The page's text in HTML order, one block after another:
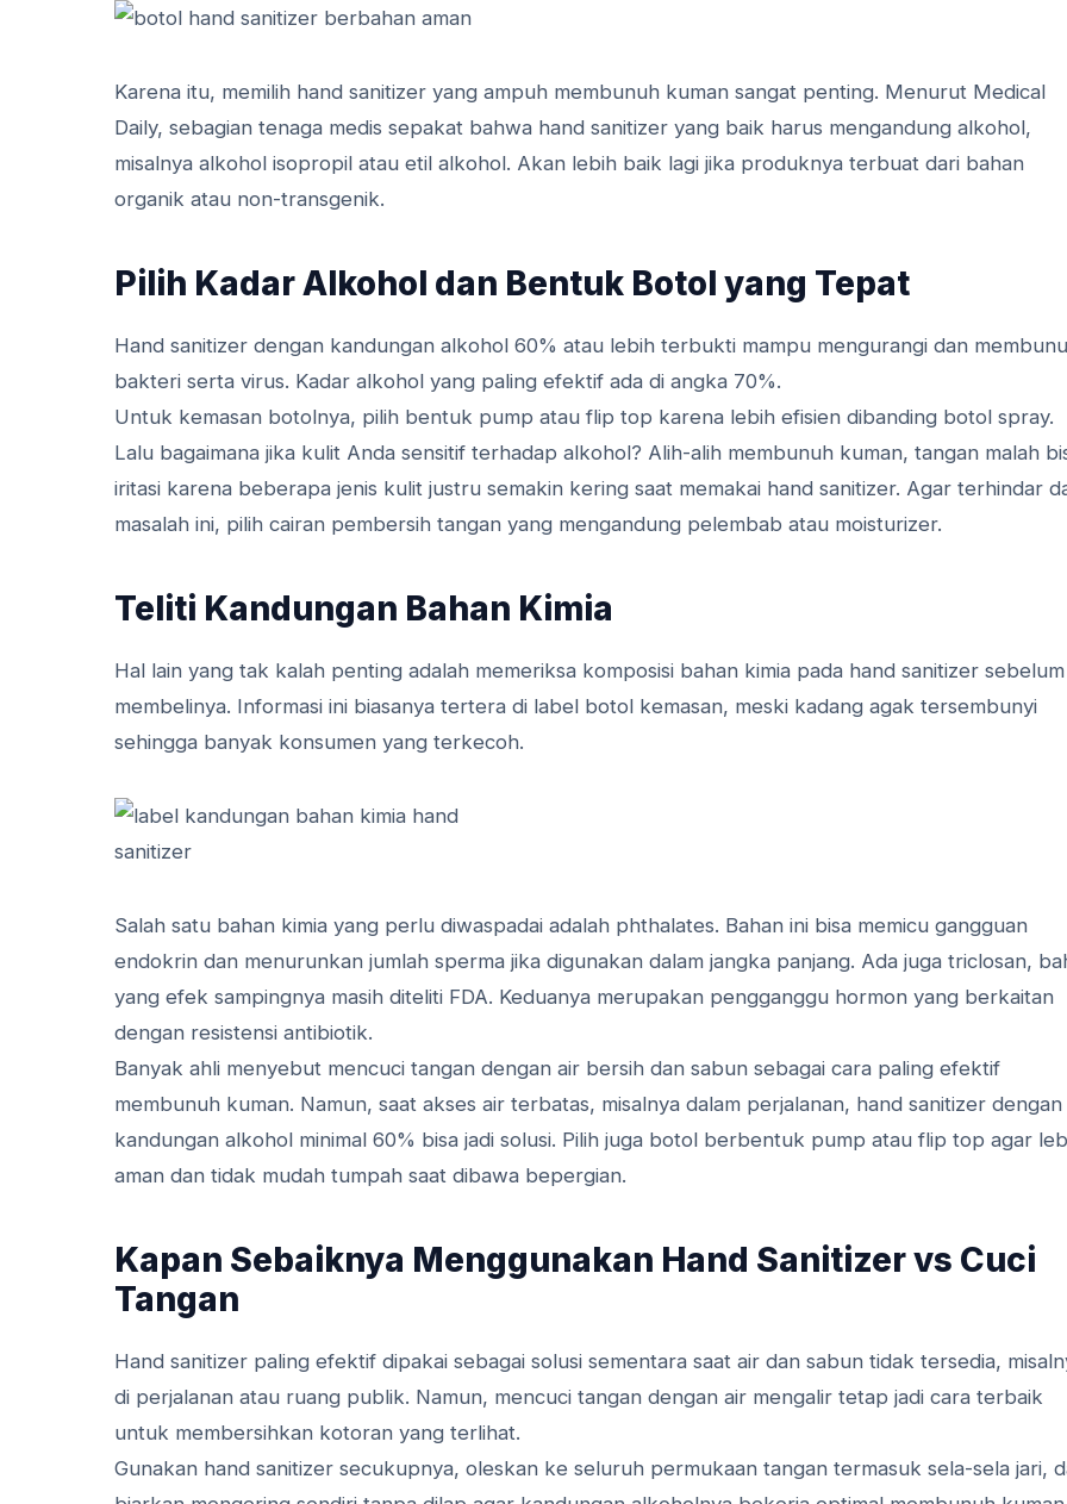
Karena itu, memilih hand sanitizer yang ampuh membunuh kuman sangat penting. Menurut Medical
Daily, sebagian tenaga medis sepakat bahwa hand sanitizer yang baik harus mengandung alkohol,
misalnya alkohol isopropil atau etil alkohol. Akan lebih baik lagi jika produknya terbuat dari bahan
organik atau non-transgenik.
Pilih Kadar Alkohol dan Bentuk Botol yang Tepat
Hand sanitizer dengan kandungan alkohol 60% atau lebih terbukti mampu mengurangi dan
bakteri serta virus. Kadar alkohol yang paling efektif ada di angka 70%.
Untuk kemasan botolnya, pilih bentuk pump atau flip top karena lebih efisien dibanding botol spray.
Lalu bagaimana jika kulit Anda sensitif terhadap alkohol? Alih-alih membunuh kuman, tangan malah
iritasi karena beberapa jenis kulit justru semakin kering saat memakai hand sanitizer. Agar terhindar
masalah ini, pilih cairan pembersih tangan yang mengandung pelembab atau moisturizer.
Teliti Kandungan Bahan Kimia
Hal lain yang tak kalah penting adalah memeriksa komposisi bahan kimia pada hand sanitizer sebelum
membelinya. Informasi ini biasanya tertera di label botol kemasan, meski kadang agak tersembunyi
sehingga banyak konsumen yang terkecoh.
Salah satu bahan kimia yang perlu diwaspadai adalah phthalates. Bahan ini bisa memicu gangguan
endokrin dan menurunkan jumlah sperma jika digunakan dalam jangka panjang. Ada juga triclosan,
yang efek sampingnya masih diteliti FDA. Keduanya merupakan pengganggu hormon yang berkaitan
dengan resistensi antibiotik.
Banyak ahli menyebut mencuci tangan dengan air bersih dan sabun sebagai cara paling efektif
membunuh kuman. Namun, saat akses air terbatas, misalnya dalam perjalanan, hand sanitizer dengan
kandungan alkohol minimal 60% bisa jadi solusi. Pilih juga botol berbentuk pump atau flip top agar
aman dan tidak mudah tumpah saat dibawa bepergian.
Kapan Sebaiknya Menggunakan Hand Sanitizer vs Cuci
Tangan
Hand sanitizer paling efektif dipakai sebagai solusi sementara saat air dan sabun tidak tersedia,
di perjalanan atau ruang publik. Namun, mencuci tangan dengan air mengalir tetap jadi cara terbaik
untuk membersihkan kotoran yang terlihat.
Gunakan hand sanitizer secukupnya, oleskan ke seluruh permukaan tangan termasuk sela-sela jari,